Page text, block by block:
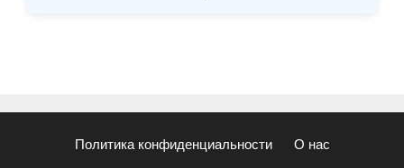
Политика конфиденциальности О нас